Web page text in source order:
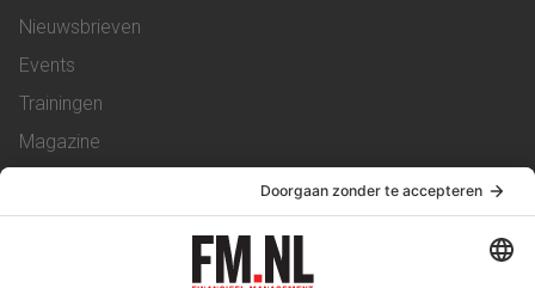
Nieuwsbrieven
Events
Trainingen
Magazine
Service & Contact